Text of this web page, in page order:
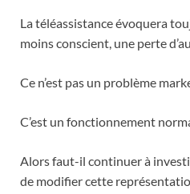
La téléassistance évoquera
moins conscient, une perte
Ce n’est pas un problème
C’est un fonctionnement
Alors faut-il continuer à
de modifier cette